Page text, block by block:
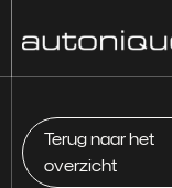
Terug naar het
overzicht